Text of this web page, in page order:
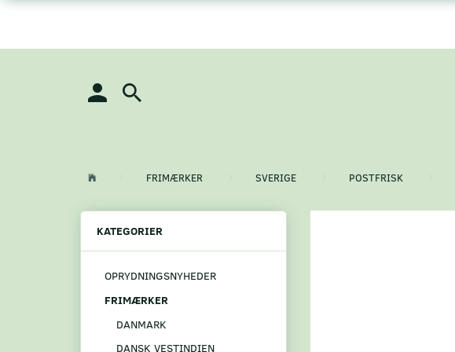
FRIMÆRKER SVERIGE POSTFRISK
KATEGORIER
OPRYDNINGSNYHEDER
FRIMÆRKER
DANMARK
DANSK VESTINDIEN